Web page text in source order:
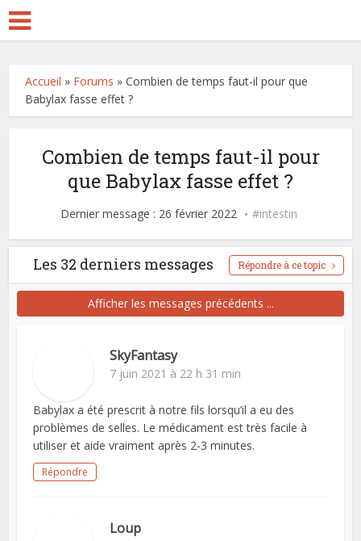
Accueil » Forums »Combien de temps faut-il pour que
Babylax fasse effet ?
Combien de temps faut-il pour
que Babylax fasse effet ?
Dernier message : 26 février 2022 intestin
Les 32 derniers messages Répondre à ce topic
Afficher les messages précédents ...
SkyFantasy
7 juin 2021 à 22 h 31 min
Babylax a été prescrit à notre fils lorsqu’il a eu des
problèmes de selles. Le médicament est très facile à
utiliser et aide vraiment après 2-3 minutes.
Répondre
Loup